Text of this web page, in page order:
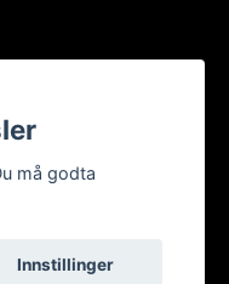
må godta
Innstillinger